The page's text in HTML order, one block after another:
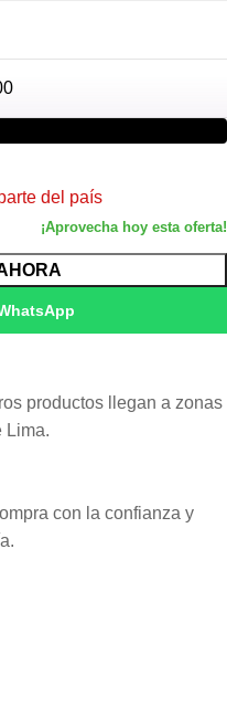
K3
4800 y 4880
6 meses (Epson Perú)
del país
productos llegan a zonas
Lima.
con la confianza y